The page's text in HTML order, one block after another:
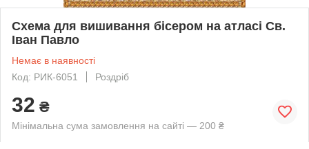
Схема для вишивання бісером на атласі Св.
Іван Павло
Немає в наявності
Код: РИК-6051
Роздріб
32 ₴
Мінімальна сума замовлення на сайті — 200 ₴